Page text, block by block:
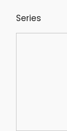
Series